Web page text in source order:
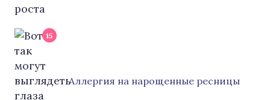
15
Аллергия на нарощенные ресницы